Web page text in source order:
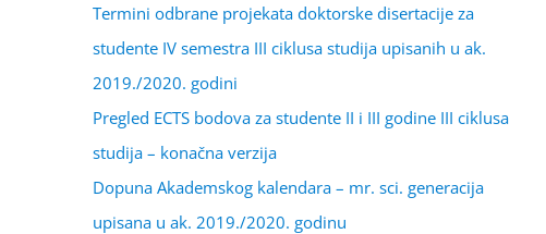
Termini odbrane projekata doktorske disertacije za
studente IV semestra III ciklusa studija upisanih u ak.
2019./2020. godini
Pregled ECTS bodova za studente II i III godine III ciklusa
studija – konačna verzija
Dopuna Akademskog kalendara – mr. sci. generacija
upisana u ak. 2019./2020. godinu